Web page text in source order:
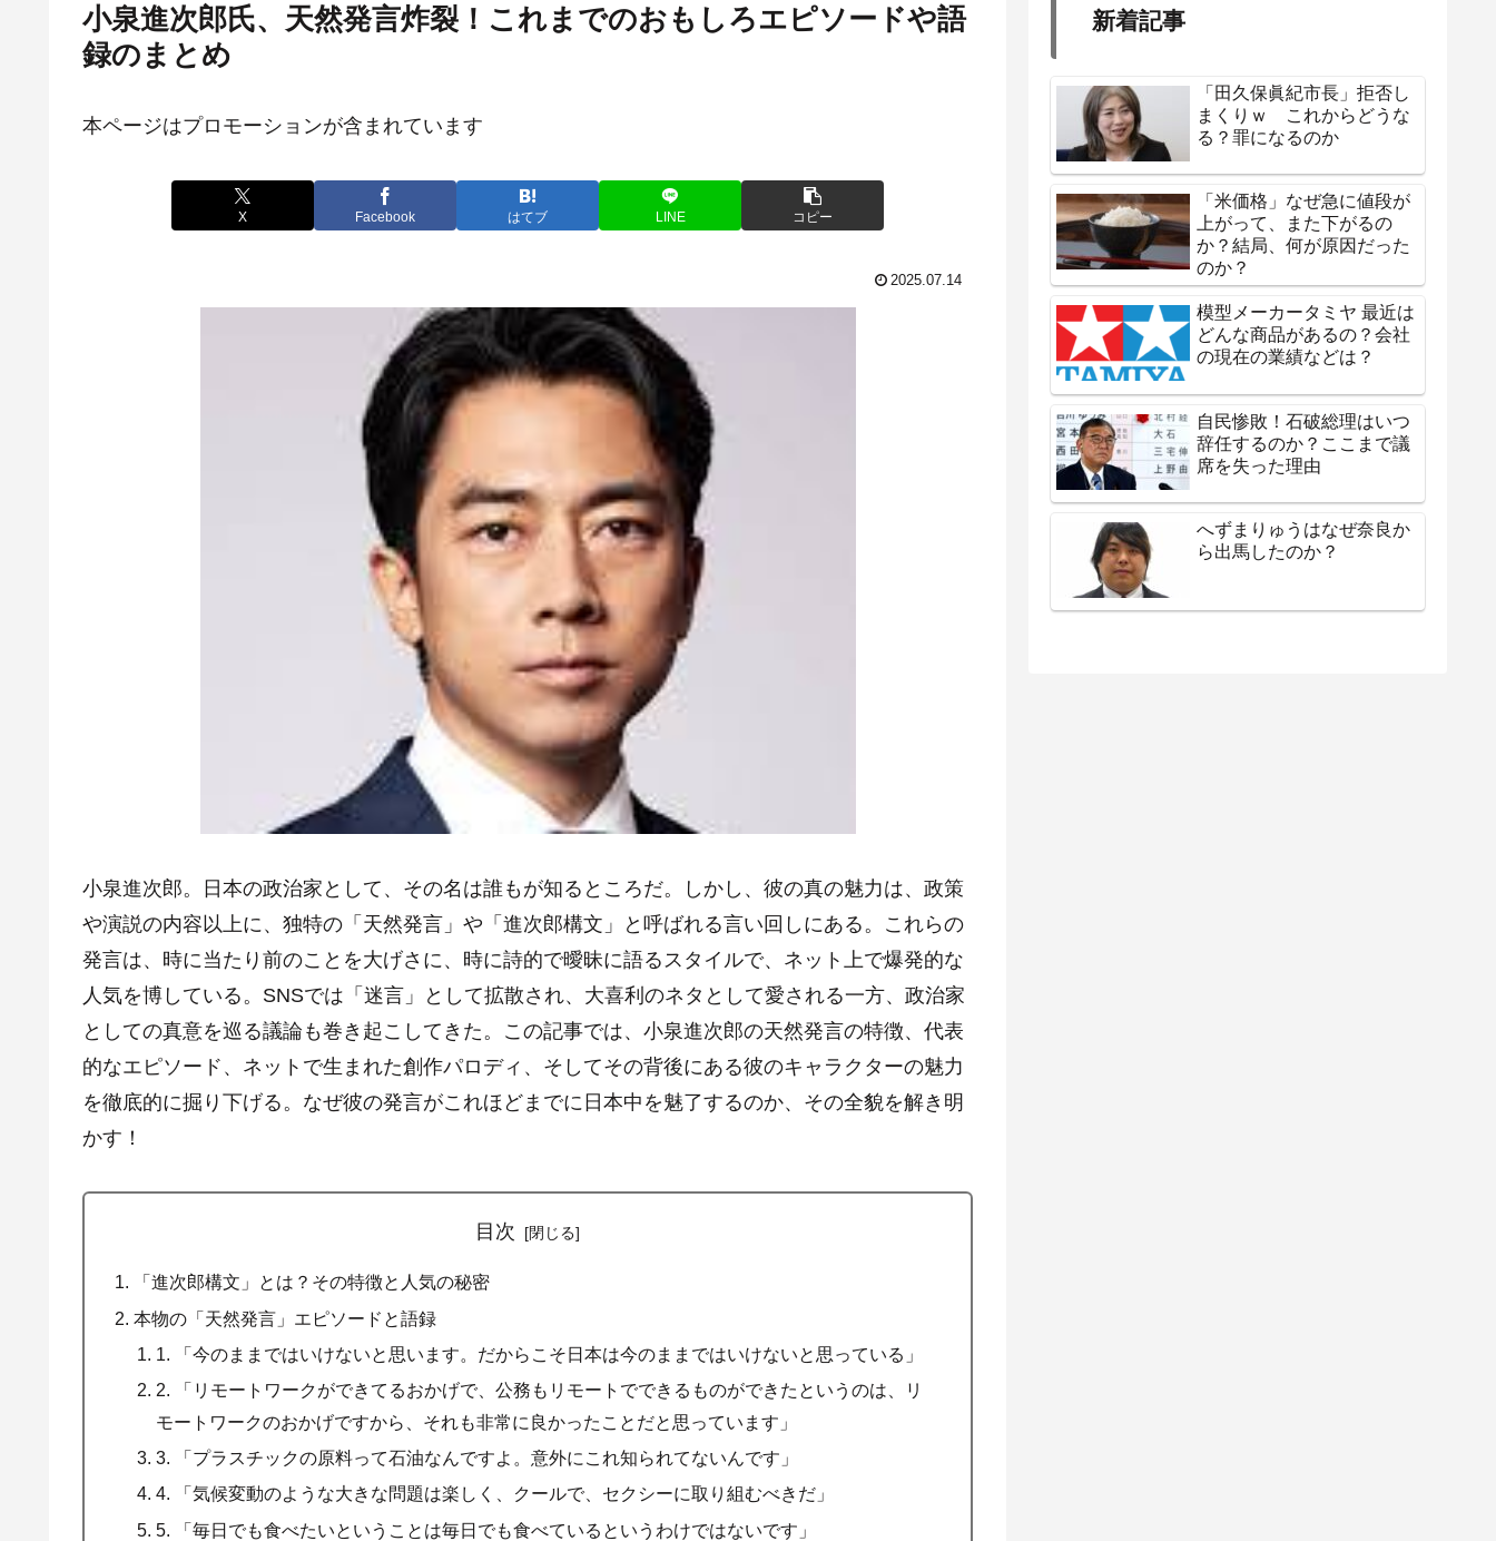
小泉進次郎氏、天然発言炸裂！これまでのおもしろエピソードや語
録のまとめ
本ページはプロモーションが含まれています
X Facebook はてブ LINE コピー
2025.07.14
小泉進次郎。日本の政治家として、その名は誰もが知るところだ。しかし、彼の真の魅力は、政策
や演説の内容以上に、独特の「天然発言」や「進次郎構文」と呼ばれる言い回しにある。これらの
発言は、時に当たり前のことを大げさに、時に詩的で曖昧に語るスタイルで、ネット上で爆発的な
人気を博している。SNSでは「迷言」として拡散され、大喜利のネタとして愛される一方、政治家
としての真意を巡る議論も巻き起こしてきた。この記事では、小泉進次郎の天然発言の特徴、代表
的なエピソード、ネットで生まれた創作パロディ、そしてその背後にある彼のキャラクターの魅力
を徹底的に掘り下げる。なぜ彼の発言がこれほどまでに日本中を魅了するのか、その全貌を解き明
かす！
目次
「進次郎構文」とは？その特徴と人気の秘密
本物の「天然発言」エピソードと語録
1. 「今のままではいけないと思います。だからこそ日本は今のままではいけないと思っている」
2. 「リモートワークができてるおかげで、公務もリモートでできるものができたというのは、リ
モートワークのおかげですから、それも非常に良かったことだと思っています」
3. 「プラスチックの原料って石油なんですよ。意外にこれ知られてないんです」
4. 「気候変動のような大きな問題は楽しく、クールで、セクシーに取り組むべきだ」
5. 「毎日でも食べたいということは毎日でも食べているというわけではないです」
新着記事
「田久保眞紀市長」拒否し
まくりｗ これからどうな
る？罪になるのか
「米価格」なぜ急に値段が
上がって、また下がるの
か？結局、何が原因だった
のか？
模型メーカータミヤ 最近は
どんな商品があるの？会社
の現在の業績などは？
自民惨敗！石破総理はいつ
辞任するのか？ここまで議
席を失った理由
へずまりゅうはなぜ奈良か
ら出馬したのか？